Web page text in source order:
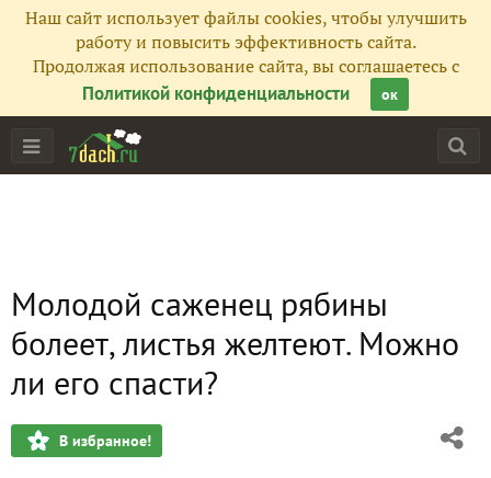
Наш сайт использует файлы cookies, чтобы улучшить
работу и повысить эффективность сайта.
Продолжая использование сайта, вы соглашаетесь с
Политикой конфиденциальности
ок
Молодой саженец рябины
болеет, листья желтеют. Можно
ли его спасти?
В избранное!